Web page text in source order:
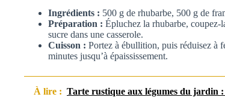
Ingrédients : 500 g de rhubarbe, 500 g de
Préparation : Épluchez la rhubarbe, coupez-
sucre dans une casserole.
Cuisson : Portez à ébullition, puis réduisez à
minutes jusqu’à épaississement.
À lire : Tarte rustique aux légumes du jardin :